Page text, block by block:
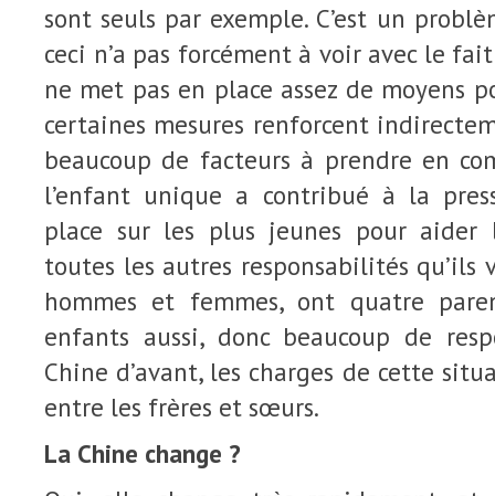
sont seuls par exemple. C’est un
ceci n’a pas forcément à voir avec le
ne met pas en place assez de moyens
certaines mesures renforcent
beaucoup de facteurs à prendre en
l’enfant unique a contribué à la
place sur les plus jeunes pour aider
toutes les autres responsabilités qu’ils
hommes et femmes, ont quatre
enfants aussi, donc beaucoup de
Chine d’avant, les charges de cette
entre les frères et sœurs.
La Chine change ?